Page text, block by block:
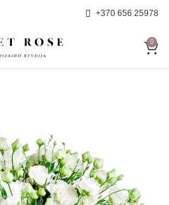
+370 656 25978
0